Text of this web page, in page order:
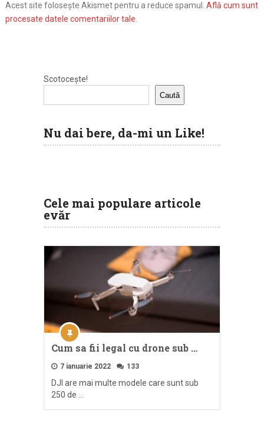
Acest site folosește Akismet pentru a reduce spamul. Află cum sunt
procesate datele comentariilor tale
Scotocește!
Caută
Nu dai bere, da-mi un Like!
Cele mai populare articole
evăr
Cum sa fii legal cu drone sub …
7 ianuarie 2022 133
DJI are mai multe modele care sunt sub
250 de …